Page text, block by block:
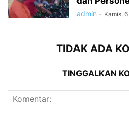
admin - Kamis,
TIDAK ADA
TINGGALKAN